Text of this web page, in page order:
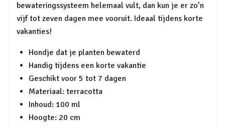
bewateringssysteem helemaal vult, dan kun je er zo’n
vijf tot zeven dagen mee vooruit. Ideaal tijdens korte
vakanties!
Hondje dat je planten bewaterd
Handig tijdens een korte vakantie
Geschikt voor 5 tot 7 dagen
Materiaal: terracotta
Inhoud: 100 ml
Hoogte: 20 cm